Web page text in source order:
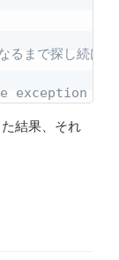
まで探し続ける
exception to
結果、それ